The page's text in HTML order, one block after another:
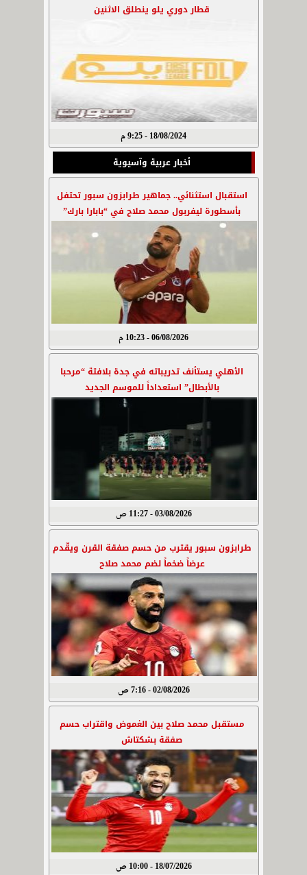
قطار دوري يلو ينطلق الاثنين
18/08/2024 - 9:25 م
أخبار عربية وآسيوية
استقبال استثنائي.. جماهير طرابزون سبور تحتفل
بأسطورة ليفربول محمد صلاح في “بابارا بارك”
06/08/2026 - 10:23 م
الأهلي يستأنف تدريباته في جدة بلافتة “مرحبا
بالأبطال” استعداداً للموسم الجديد
03/08/2026 - 11:27 ص
طرابزون سبور يقترب من حسم صفقة القرن ويقّدم
عرضاً ضخماً لضم محمد صلاح
02/08/2026 - 7:16 ص
مستقبل محمد صلاح بين الغموض واقتراب حسم
صفقة بشكتاش
18/07/2026 - 10:00 ص